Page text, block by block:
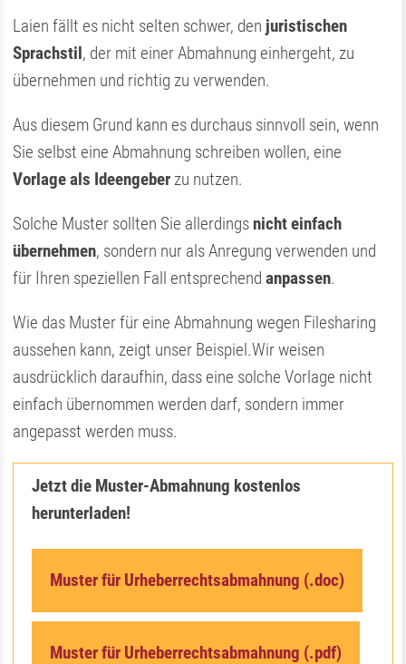
Laien fällt es nicht selten schwer, den juristischen
Sprachstil, der mit einer Abmahnung einhergeht, zu
übernehmen und richtig zu verwenden.
Aus diesem Grund kann es durchaus sinnvoll sein, wenn
Sie selbst eine Abmahnung schreiben wollen, eine
Vorlage als Ideengeberzu nutzen.
Solche Muster sollten Sie allerdings nicht einfach
übernehmen, sondern nur als Anregung verwenden und
für Ihren speziellen Fall entsprechendanpassen.
Wie das Muster für eine Abmahnung wegen Filesharing
aussehen kann, zeigt unser Beispiel.Wir weisen
ausdrücklich daraufhin, dass eine solche Vorlage nicht
einfach übernommen werden darf, sondern immer
angepasst werden muss.
Jetzt die Muster-Abmahnung kostenlos
herunterladen!
Muster für Urheberrechtsabmahnung (.doc)
Muster für Urheberrechtsabmahnung (.pdf)